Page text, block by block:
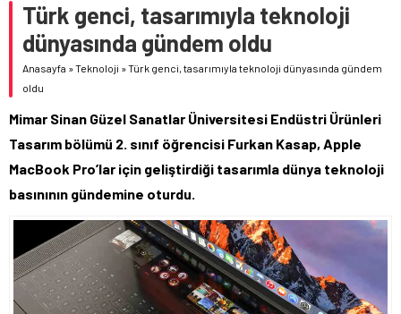
Türk genci, tasarımıyla teknoloji
dünyasında gündem oldu
Anasayfa »Teknoloji »Türk genci, tasarımıyla teknoloji dünyasında gündem
oldu
Mimar Sinan Güzel Sanatlar Üniversitesi Endüstri Ürünleri
Tasarım bölümü 2. sınıf öğrencisi Furkan Kasap, Apple
MacBook Pro’lar için geliştirdiği tasarımla dünya teknoloji
basınının gündemine oturdu.